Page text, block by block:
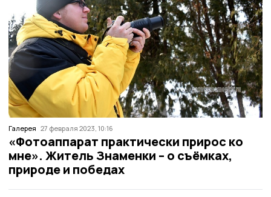
Галерея 27 февраля 2023, 10:16
«Фотоаппарат практически прирос ко
мне». Житель Знаменки – о съёмках,
природе и победах